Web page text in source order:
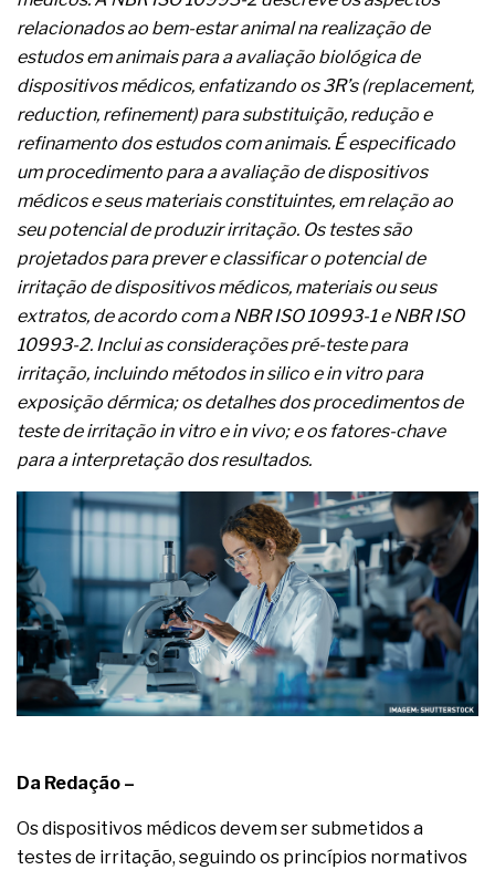
A prevenção clínica da coceira no ânus
Os sintomas clínicos do teratoma de ovário
O tratamento médico da síndrome da fadiga
crônica
As causas médicas da queda dos cabelos ou
calvície
Quando a gestão é o obstáculo para o resultado
positivo
Os procedimentos para a inspeção em estruturas
hidráulicas de concreto de obras
O movimento regular reduz em 19% o risco de
morte precoce e melhora o metabolismo
O desenvolvimento de indicadores nas atividades
de governança das organizações
O desenho industrial ganha espaço como
estratégia competitiva nas empresas
As variações dimensionais dos produtos de
materiais cimentícios com fibra de vidro
A próxima vantagem competitiva não está no
modelo de IA
complexa ficou ainda mais humana
relacionados ao bem-estar animal na realização de
estudos em animais para a avaliação biológica de
dispositivos médicos, enfatizando os 3R’s (replacement,
reduction, refinement) para substituição, redução e
refinamento dos estudos com animais. É especificado
um procedimento para a avaliação de dispositivos
médicos e seus materiais constituintes, em relação ao
seu potencial de produzir irritação. Os testes são
projetados para prever e classificar o potencial de
irritação de dispositivos médicos, materiais ou seus
extratos, de acordo com a NBR ISO 10993-1 e NBR ISO
10993-2. Inclui as considerações pré-teste para
irritação, incluindo métodos in silico e in vitro para
exposição dérmica; os detalhes dos procedimentos de
teste de irritação in vitro e in vivo; e os fatores-chave
para a interpretação dos resultados.
Da Redação –
Os dispositivos médicos devem ser submetidos a
testes de irritação, seguindo os princípios normativos